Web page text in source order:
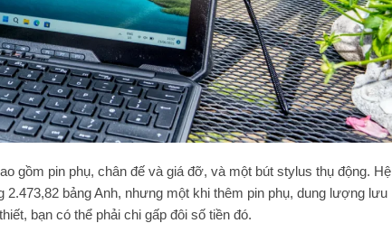
gồm pin phụ, chân đế và giá đỡ, và một bút stylus thụ động. Hệ
bảng Anh, nhưng một khi thêm pin phụ, dung lượng lưu
bạn có thể phải chi gấp đôi số tiền đó.